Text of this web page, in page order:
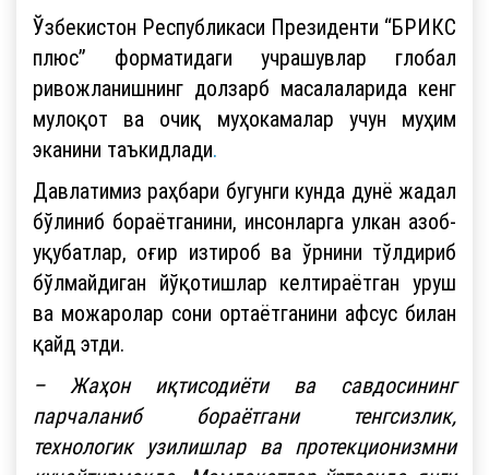
Ўзбекистон Республикаси Президенти “БРИКС
плюс” форматидаги учрашувлар глобал
ривожланишнинг долзарб масалаларида кенг
мулоқот ва очиқ муҳокамалар учун муҳим
эканини таъкидлади.
Давлатимиз раҳбари бугунги кунда дунё жадал
бўлиниб бораётганини, инсонларга улкан азоб-
уқубатлар, оғир изтироб ва ўрнини тўлдириб
бўлмайдиган йўқотишлар келтираётган уруш
ва можаролар сони ортаётганини афсус билан
қайд этди.
– Жаҳон иқтисодиёти ва савдосининг
парчаланиб бораётгани тенгсизлик,
технологик узилишлар ва протекционизмни